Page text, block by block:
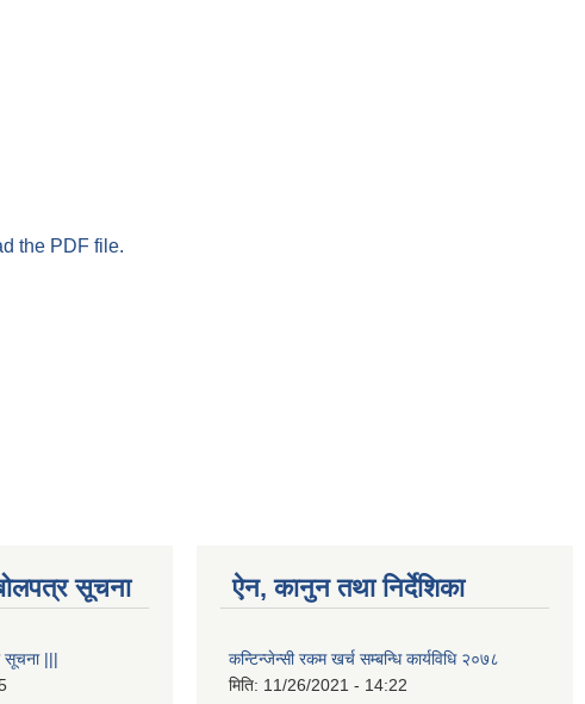
the PDF file.
सूचना
सूचना |||
ऐन, कानुन तथा निर्देशिका
कन्टिन्जेन्सी रकम खर्च सम्बन्धि कार्यविधि २०७८
मिति: 11/26/2021 - 14:22